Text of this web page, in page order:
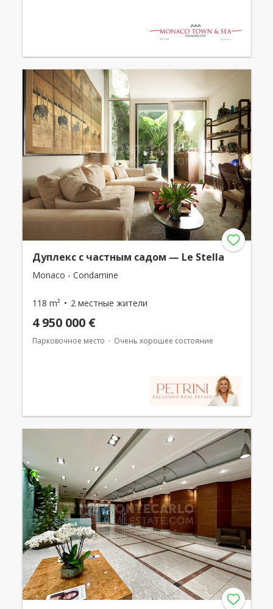
Дуплекс с частным садом — Le Stella
Monaco - Condamine
118 m² 2 местные жители
4 950 000 €
Парковочное место Очень хорошее состояние